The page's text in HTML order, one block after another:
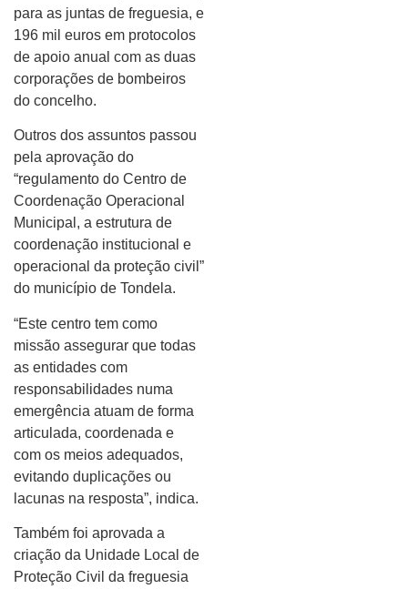
para as juntas de freguesia, e
196 mil euros em protocolos
de apoio anual com as duas
corporações de bombeiros
do concelho.
Outros dos assuntos passou
pela aprovação do
“regulamento do Centro de
Coordenação Operacional
Municipal, a estrutura de
coordenação institucional e
operacional da proteção civil”
do município de Tondela.
“Este centro tem como
missão assegurar que todas
as entidades com
responsabilidades numa
emergência atuam de forma
articulada, coordenada e
com os meios adequados,
evitando duplicações ou
lacunas na resposta”, indica.
Também foi aprovada a
criação da Unidade Local de
Proteção Civil da freguesia